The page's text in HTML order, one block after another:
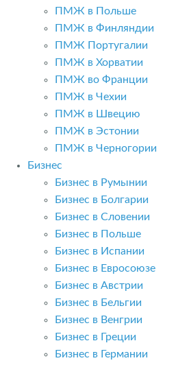
ПМЖ в Польше
ПМЖ в Финляндии
ПМЖ Португалии
ПМЖ в Хорватии
ПМЖ во Франции
ПМЖ в Чехии
ПМЖ в Швецию
ПМЖ в Эстонии
ПМЖ в Черногории
Бизнес
Бизнес в Румынии
Бизнес в Болгарии
Бизнес в Словении
Бизнес в Польше
Бизнес в Испании
Бизнес в Евросоюзе
Бизнес в Австрии
Бизнес в Бельгии
Бизнес в Венгрии
Бизнес в Греции
Бизнес в Германии